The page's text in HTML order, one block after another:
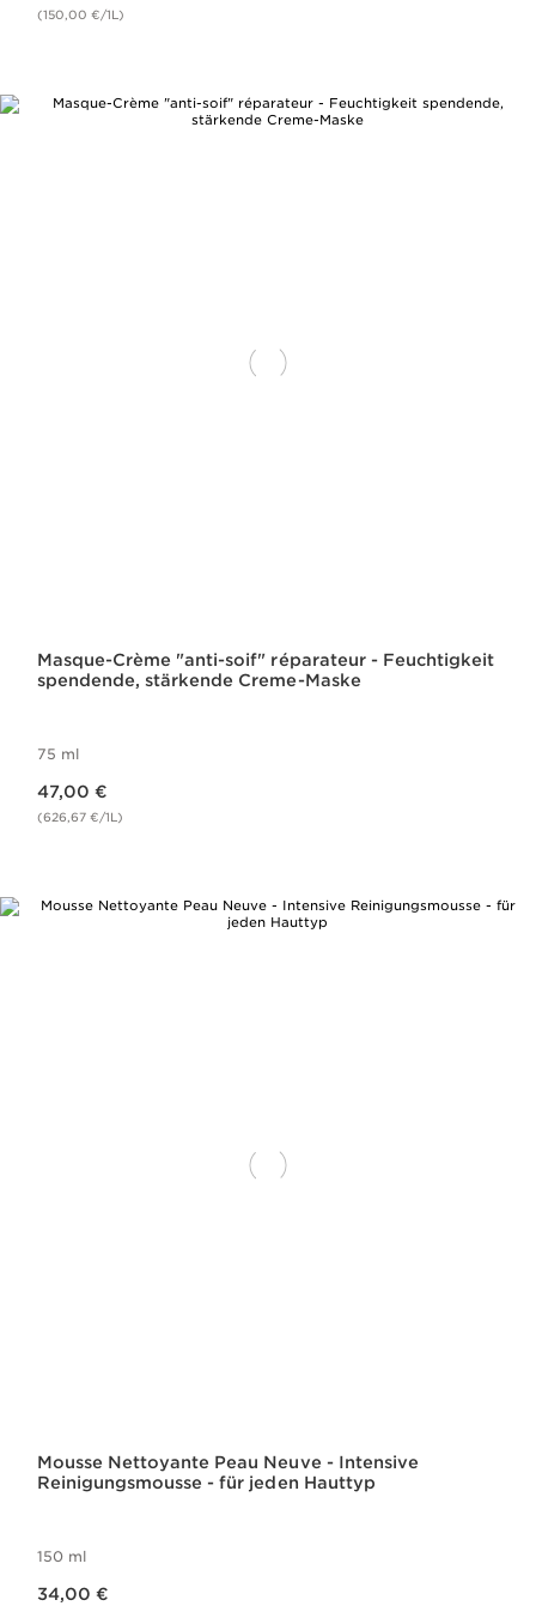
(150,00 €/1L)
Masque-Crème "anti-soif" réparateur - Feuchtigkeit
spendende, stärkende Creme-Maske
75 ml
47,00 €
(626,67 €/1L)
Mousse Nettoyante Peau Neuve - Intensive
Reinigungsmousse - für jeden Hauttyp
150 ml
34,00 €